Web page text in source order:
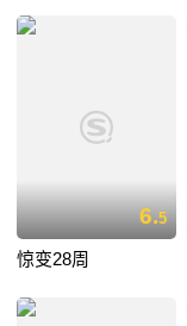
6.5
惊变28周